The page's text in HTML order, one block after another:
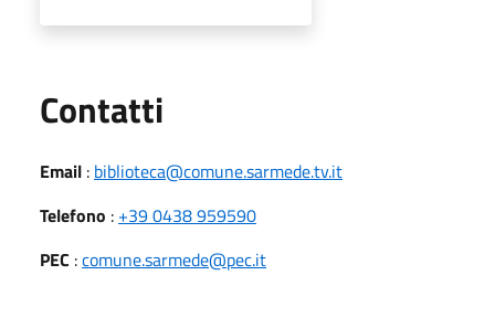
Contatti
Email : biblioteca@comune.sarmede.tv.it
Telefono : +39 0438 959590
PEC :comune.sarmede@pec.it